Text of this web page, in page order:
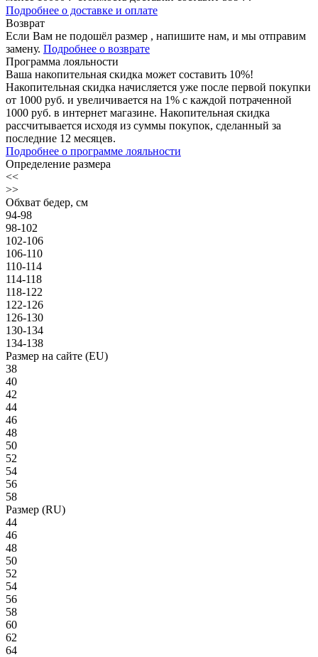
Подробнее о доставке и оплате
Возврат
Если Вам не подошёл размер , напишите нам, и мы отправим
замену. Подробнее о возврате
Программа лояльности
Ваша накопительная скидка может составить 10%!
Накопительная скидка начисляется уже после первой покупки
от 1000 руб. и увеличивается на 1% с каждой потраченной
1000 руб. в интернет магазине. Накопительная скидка
рассчитывается исходя из суммы покупок, сделанный за
последние 12 месяцев.
Подробнее о программе лояльности
Определение размера
<<
>>
Обхват бедер, см
94-98
98-102
102-106
106-110
110-114
114-118
118-122
122-126
126-130
130-134
134-138
Размер на сайте (EU)
38
40
42
44
46
48
50
52
54
56
58
Размер (RU)
44
46
48
50
52
54
56
58
60
62
64